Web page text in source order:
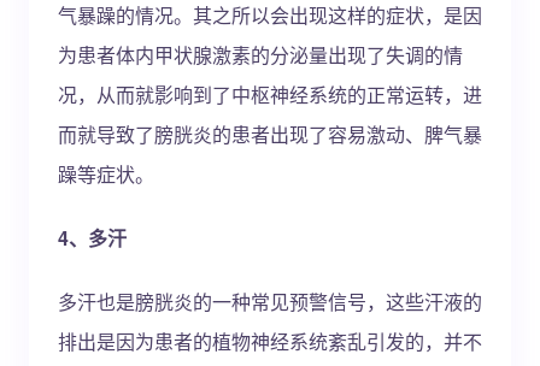
气暴躁的情况。其之所以会出现这样的症状，是因
为患者体内甲状腺激素的分泌量出现了失调的情
况，从而就影响到了中枢神经系统的正常运转，进
而就导致了膀胱炎的患者出现了容易激动、脾气暴
躁等症状。
4、多汗
多汗也是膀胱炎的一种常见预警信号，这些汗液的
排出是因为患者的植物神经系统紊乱引发的，并不